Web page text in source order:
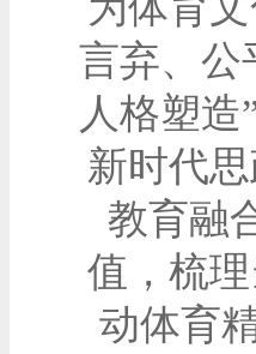
言弃、公
人格塑
新时代
教育融
值，梳
动体育